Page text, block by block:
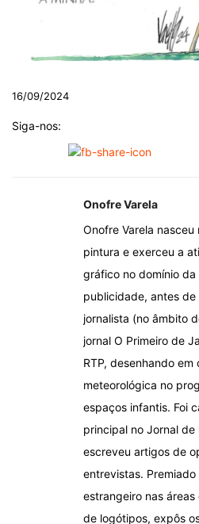
16/09/2024
Siga-nos:
Onofre Varela
Onofre Varela
pintura e exerceu a
gráfico no domínio
publicidade, antes
jornalista (no âmbito
jornal O Primeiro de
RTP, desenhando
meteorológica no
espaços infantis. Foi
principal no Jornal
escreveu artigos de
entrevistas.
estrangeiro nas
de logótipos, expôs